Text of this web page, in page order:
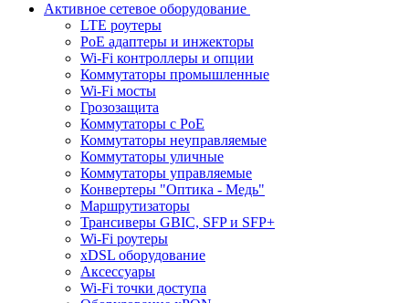
Активное сетевое оборудование
LTE роутеры
PoE адаптеры и инжекторы
Wi-Fi контроллеры и опции
Коммутаторы промышленные
Wi-Fi мосты
Грозозащита
Коммутаторы c PoE
Коммутаторы неуправляемые
Коммутаторы уличные
Коммутаторы управляемые
Конвертеры "Оптика - Медь"
Маршрутизаторы
Трансиверы GBIC, SFP и SFP+
Wi-Fi роутеры
xDSL оборудование
Аксессуары
Wi-Fi точки доступа